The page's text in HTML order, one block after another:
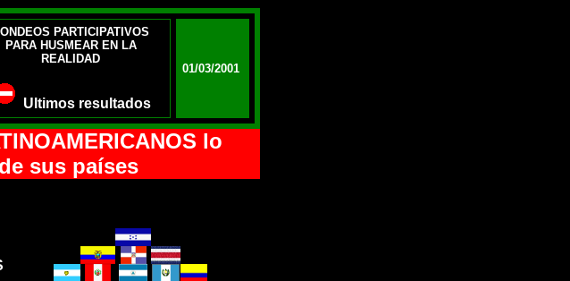
PARTICIPATIVOS
PARA HUSMEAR EN LA
REALIDAD
Ultimos resultados
01/03/2001
lo
sus países